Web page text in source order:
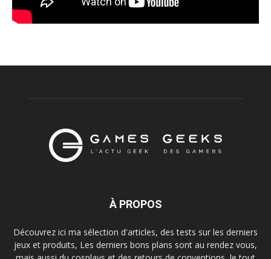
À PROPOS
Découvrez ici ma sélection d'articles, des tests sur les derniers
jeux et produits, Les derniers bons plans sont au rendez vous,